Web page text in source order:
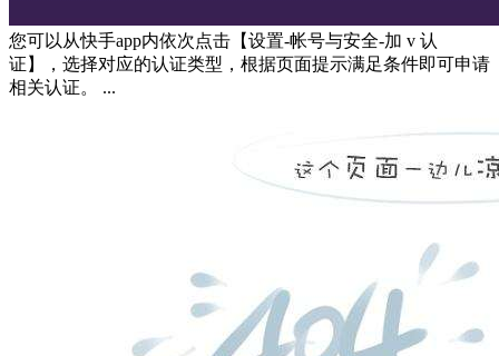
您可以从快手app内依次点击【设置-帐号与安全-加 v 认
证】，选择对应的认证类型，根据页面提示满足条件即可申请
相关认证。 ...